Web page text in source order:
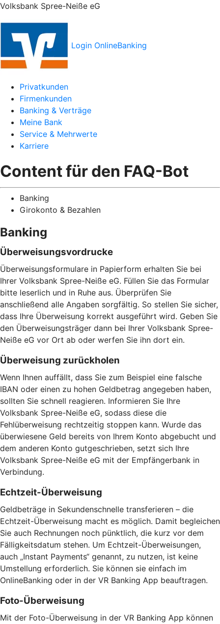
Volksbank Spree-Neiße eG
Login OnlineBanking
Privatkunden
Firmenkunden
Banking & Verträge
Meine Bank
Service & Mehrwerte
Karriere
Content für den FAQ-Bot
Banking
Girokonto & Bezahlen
Banking
Überweisungsvordrucke
Überweisungsformulare in Papierform erhalten Sie bei
Ihrer Volksbank Spree-Neiße eG. Füllen Sie das Formular
bitte leserlich und in Ruhe aus. Überprüfen Sie
anschließend alle Angaben sorgfältig. So stellen Sie sicher,
dass Ihre Überweisung korrekt ausgeführt wird. Geben Sie
den Überweisungsträger dann bei Ihrer Volksbank Spree-
Neiße eG vor Ort ab oder werfen Sie ihn dort ein.
Überweisung zurückholen
Wenn Ihnen auffällt, dass Sie zum Beispiel eine falsche
IBAN oder einen zu hohen Geldbetrag angegeben haben,
sollten Sie schnell reagieren. Informieren Sie Ihre
Volksbank Spree-Neiße eG, sodass diese die
Fehlüberweisung rechtzeitig stoppen kann. Wurde das
überwiesene Geld bereits von Ihrem Konto abgebucht und
dem anderen Konto gutgeschrieben, setzt sich Ihre
Volksbank Spree-Neiße eG mit der Empfängerbank in
Verbindung.
Echtzeit-Überweisung
Geldbeträge in Sekundenschnelle transferieren – die
Echtzeit-Überweisung macht es möglich. Damit begleichen
Sie auch Rechnungen noch pünktlich, die kurz vor dem
Fälligkeitsdatum stehen. Um Echtzeit-Überweisungen,
auch „Instant Payments“ genannt, zu nutzen, ist keine
Umstellung erforderlich. Sie können sie einfach im
OnlineBanking oder in der VR Banking App beauftragen.
Foto-Überweisung
Mit der Foto-Überweisung in der VR Banking App können